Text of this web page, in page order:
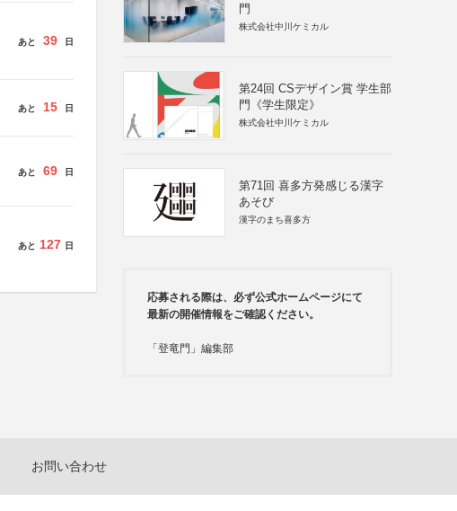
あと 39 日
あと 15 日
あと 69 日
あと 127 日
門
株式会社中川ケミカル
第24回 CSデザイン賞 学生部
門《学生限定》
株式会社中川ケミカル
第71回 喜多方発感じる漢字
あそび
漢字のまち喜多方
応募される際は、必ず公式ホームページにて
最新の開催情報をご確認ください。
「登竜門」編集部
お問い合わせ